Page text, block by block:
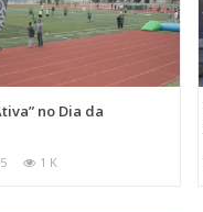
no Dia da
1 K